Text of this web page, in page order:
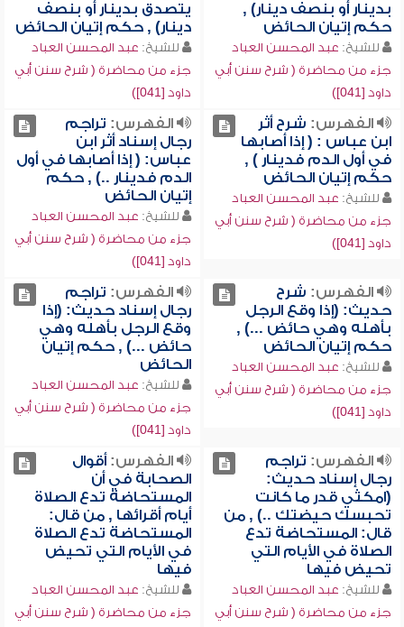
بدينار أو بنصف دينار) ,
حكم إتيان الحائض
للشيخ: عبد المحسن العباد
جزء من محاضرة ( شرح سنن أبي
داود [041])
يتصدق بدينار أو بنصف
دينار) , حكم إتيان الحائض
للشيخ: عبد المحسن العباد
جزء من محاضرة ( شرح سنن أبي
داود [041])
الفهرس: شرح أثر
ابن عباس : ( إذا أصابها
في أول الدم فدينار ) ,
حكم إتيان الحائض
للشيخ: عبد المحسن العباد
جزء من محاضرة ( شرح سنن أبي
داود [041])
الفهرس: تراجم
رجال إسناد أثر ابن
عباس: ( إذا أصابها في أول
الدم فدينار ..) , حكم
إتيان الحائض
للشيخ: عبد المحسن العباد
جزء من محاضرة ( شرح سنن أبي
داود [041])
الفهرس: شرح
حديث: (إذا وقع الرجل
بأهله وهي حائض ...) ,
حكم إتيان الحائض
للشيخ: عبد المحسن العباد
جزء من محاضرة ( شرح سنن أبي
داود [041])
الفهرس: تراجم
رجال إسناد حديث: (إذا
وقع الرجل بأهله وهي
حائض ...) , حكم إتيان
الحائض
للشيخ: عبد المحسن العباد
جزء من محاضرة ( شرح سنن أبي
داود [041])
الفهرس: تراجم
رجال إسناد حديث:
(امكثي قدر ما كانت
تحبسك حيضتك ..) , من
قال: المستحاضة تدع
الصلاة في الأيام التي
تحيض فيها
للشيخ: عبد المحسن العباد
جزء من محاضرة ( شرح سنن أبي
الفهرس:أقوال
الصحابة في أن
المستحاضة تدع الصلاة
أيام أقرائها , من قال:
المستحاضة تدع الصلاة
في الأيام التي تحيض
فيها
للشيخ: عبد المحسن العباد
جزء من محاضرة ( شرح سنن أبي